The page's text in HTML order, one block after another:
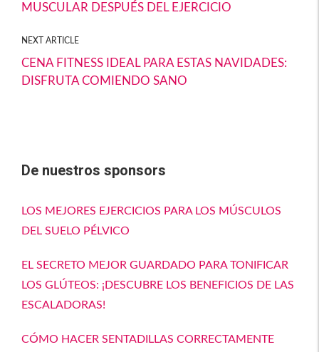
MUSCULAR DESPUÉS DEL EJERCICIO
NEXT ARTICLE
CENA FITNESS IDEAL PARA ESTAS NAVIDADES:
DISFRUTA COMIENDO SANO
De nuestros sponsors
LOS MEJORES EJERCICIOS PARA LOS MÚSCULOS
DEL SUELO PÉLVICO
EL SECRETO MEJOR GUARDADO PARA TONIFICAR
LOS GLÚTEOS: ¡DESCUBRE LOS BENEFICIOS DE LAS
ESCALADORAS!
CÓMO HACER SENTADILLAS CORRECTAMENTE